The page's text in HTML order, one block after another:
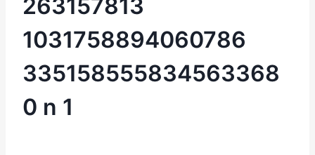
263157813
1031758894060786
335158555834563368
0 n 1